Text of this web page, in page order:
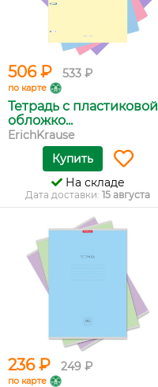
506 ₽ 533 ₽
по карте
Тетрадь с пластиковой
обложко...
ErichKrause
Купить
На складе
Дата доставки: 15 августа
236 ₽ 249 ₽
по карте